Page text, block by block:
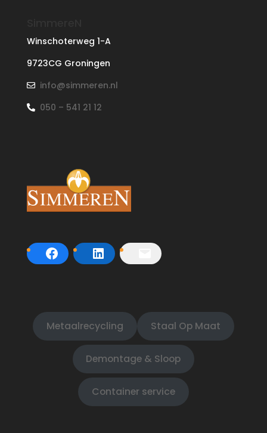
Winschoterweg 1-A
9723CG Groningen
info@simmeren.nl
050 – 541 21 12
Metaalrecycling Staal Op Maat
Demontage & Sloop
Container service